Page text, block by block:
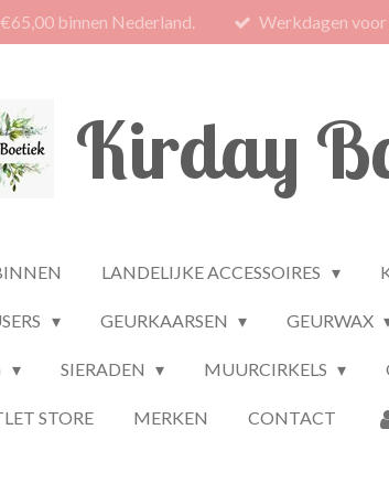
binnen Nederland. Werkdagen
Kirday
LANDELIJKE ACCESSOIRES
GEURKAARSEN GEURWAX
SIERADEN MUURCIRKELS
STORE MERKEN CONTACT